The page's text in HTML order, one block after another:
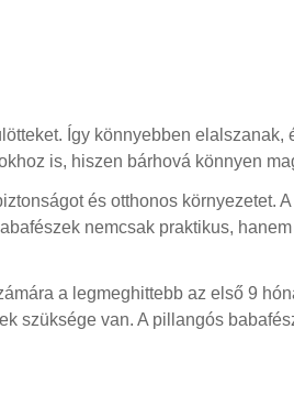
Így könnyebben elalszanak,
is, hiszen bárhová könnyen
és otthonos környezetet.
nemcsak praktikus,
a legmeghittebb az első 9
szüksége van. A pillangós